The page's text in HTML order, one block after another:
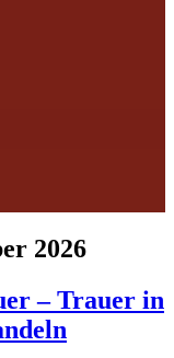
2026
– Trauer in